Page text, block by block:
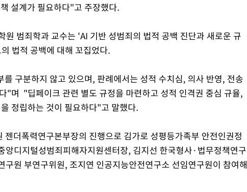
설계가 필요하다"고 주장했다.
원 범죄학과 교수는 'AI 기반 성범죄의 법적 공백 진단과 새로운 규
법적 공백에 대해 꼬집었다.
구분하지 않고 있으며, 판례에서는 성적 수치심, 의사 반영, 전송
"며 "딥페이크 관련 별도 규정을 마련하고 성적 인격권 중심 규율,
정립하는 것이 필요하다"고 말했다.
젠더폭력연구본부장의 진행으로 김가로 성평등가족부 안전인권정
앙디지털성범죄피해자지원센터장, 김지선 한국형사·법무정책연구
원 부연구위원, 조지연 인공지능안전연구소 선임연구원이 참여해